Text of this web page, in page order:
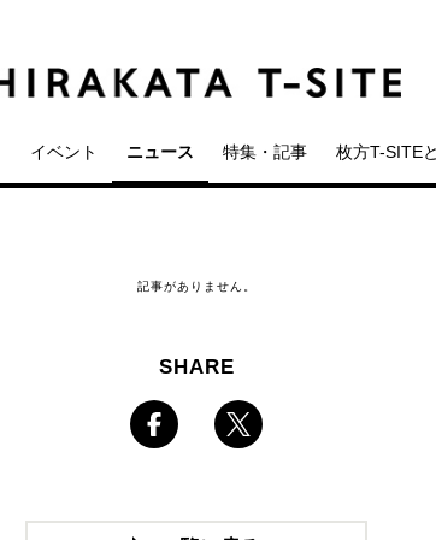
イベント ニュース 特集・記事 枚方T-SITE
記事がありません。
SHARE